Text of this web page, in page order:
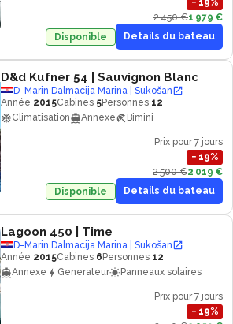
− 19%
2 450 €1 979 €
Disponible
Details du bateau
D&d Kufner 54 | Sauvignon Blanc
D-Marin Dalmacija Marina | Sukošan
Année 2015Cabines 5Personnes 12
Climatisation
Annexe Bimini
Prix pour 7 jours
− 19%
2 500 €2 019 €
Disponible
Details du bateau
Lagoon 450 | Time
D-Marin Dalmacija Marina | Sukošan
Année 2015Cabines 6 Personnes 12
Annexe
Generateur Panneaux solaires
Prix pour 7 jours
− 19%